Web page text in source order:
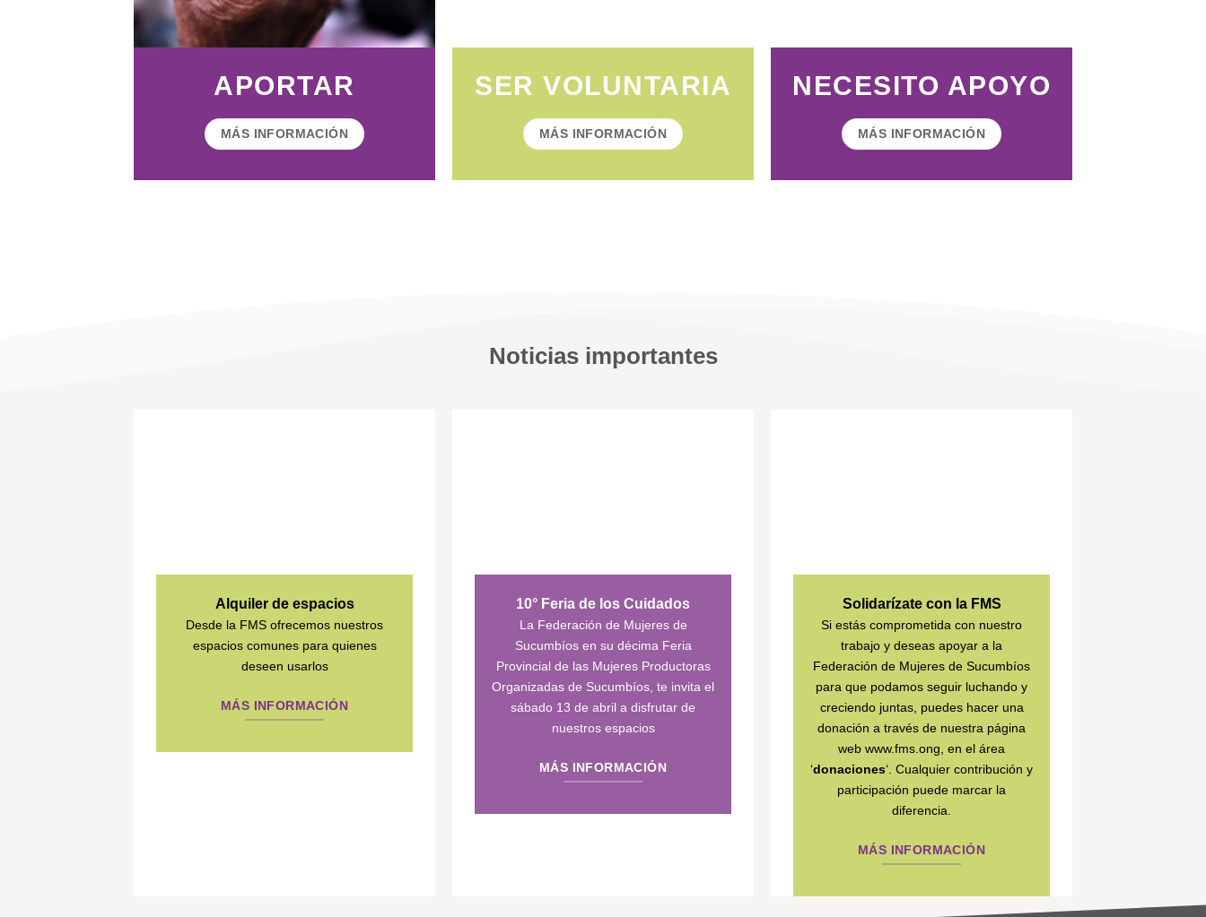
APORTAR
MÁS INFORMACIÓN
SER VOLUNTARIA
MÁS INFORMACIÓN
NECESITO APOYO
MÁS INFORMACIÓN
Noticias importantes
Alquiler de espacios
Desde la FMS ofrecemos nuestros
espacios comunes para quienes
deseen usarlos
MÁS INFORMACIÓN
10° Feria de los Cuidados
La Federación de Mujeres de
Sucumbíos en su décima Feria
Provincial de las Mujeres Productoras
Organizadas de Sucumbíos, te invita el
sábado 13 de abril a disfrutar de
nuestros espacios
MÁS INFORMACIÓN
Solidarízate con la FMS
Si estás comprometida con nuestro
trabajo y deseas apoyar a la
Federación de Mujeres de Sucumbíos
para que podamos seguir luchando y
creciendo juntas, puedes hacer una
donación a través de nuestra página
web www.fms.ong, en el área
‘donaciones‘. Cualquier contribución y
participación puede marcar la
diferencia.
MÁS INFORMACIÓN